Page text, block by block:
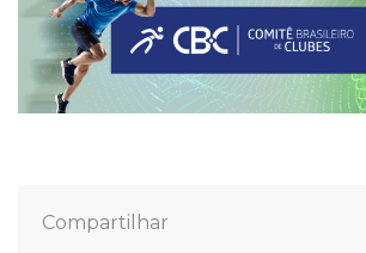
Compartilhar